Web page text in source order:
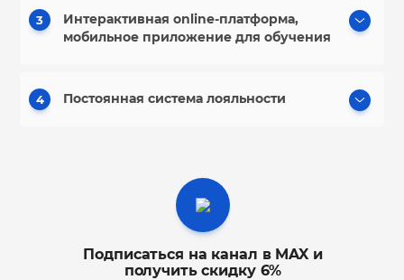
3
Интерактивная online-платформа,
мобильное приложение для обучения
4 Постоянная система лояльности
Подписаться на канал в MAX и
получить скидку 6%